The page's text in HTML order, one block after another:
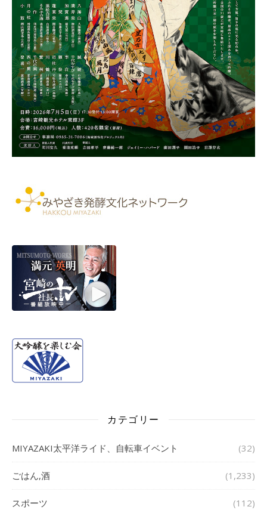
カテゴリー
MIYAZAKI太平洋ライド、自転車イベント (32)
ごはん,酒 (1,233)
スポーツ (112)